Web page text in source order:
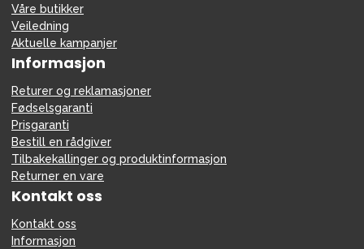
Våre butikker
Veiledning
Aktuelle kampanjer
Informasjon
Returer og reklamasjoner
Fødselsgaranti
Prisgaranti
Bestill en rådgiver
Tilbakekallinger og produktinformasjon
Returner en vare
Kontakt oss
Kontakt oss
Informasjon